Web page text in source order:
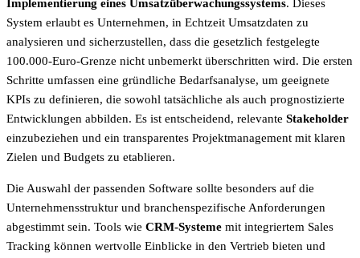
Implementierung eines Umsatzüberwachungssystems. Dieses
System erlaubt es Unternehmen, in Echtzeit Umsatzdaten zu
analysieren und sicherzustellen, dass die gesetzlich festgelegte
100.000-Euro-Grenze nicht unbemerkt überschritten wird. Die ersten
Schritte umfassen eine gründliche Bedarfsanalyse, um geeignete
KPIs zu definieren, die sowohl tatsächliche als auch prognostizierte
Entwicklungen abbilden. Es ist entscheidend, relevante Stakeholder
einzubeziehen und ein transparentes Projektmanagement mit klaren
Zielen und Budgets zu etablieren.
Die Auswahl der passenden Software sollte besonders auf die
Unternehmensstruktur und branchenspezifische Anforderungen
abgestimmt sein. Tools wie CRM-Systeme mit integriertem Sales
Tracking können wertvolle Einblicke in den Vertrieb bieten und